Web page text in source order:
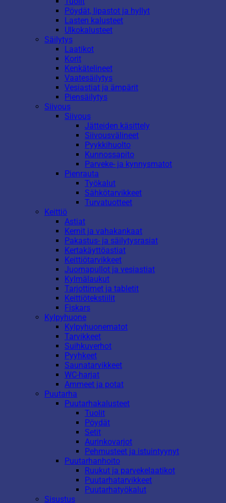
Pöydät, lipastot ja hyllyt
Lasten kalusteet
Ulkokalusteet
Säilytys
Laatikot
Korit
Kenkätelineet
Vaatesäilytys
Vesiastiat ja ämpärit
Piensäilytys
Siivous
Siivous
Jätteiden käsittely
Siivousvälineet
Pyykkihuolto
Kunnossapito
Parveke- ja kynnysmatot
Pienrauta
Työkalut
Sähkötarvikkeet
Turvatuotteet
Keittiö
Astiat
Kernit ja vahakankaat
Pakastus- ja säilytysrasiat
Kertakäyttöastiat
Keittiötarvikkeet
Juomapullot ja vesiastiat
Kylmälaukut
Tarjottimet ja tabletit
Keittiötekstiilit
Fiskars
Kylpyhuone
Kylpyhuonematot
Tarvikkeet
Suihkuverhot
Pyyhkeet
Saunatarvikkeet
WC-harjat
Ammeet ja potat
Puutarha
Puutarhakalusteet
Tuolit
Pöydät
Setit
Aurinkovarjot
Pehmusteet ja istuintyynyt
Puutarhanhoito
Ruukut ja parvekelaatikot
Puutarhatarvikkeet
Puutarhatyökalut
Sisustus